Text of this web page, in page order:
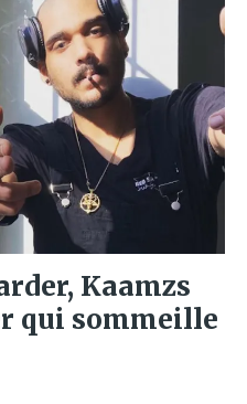
Kaamzs
qui sommeille